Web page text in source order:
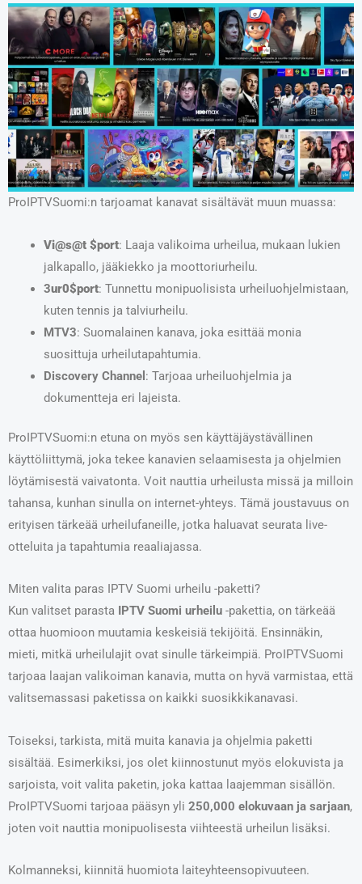
ProIPTVSuomi:n tarjoamat kanavat sisältävät muun muassa:
Vi@s@t $port: Laaja valikoima urheilua, mukaan lukien
jalkapallo, jääkiekko ja moottoriurheilu.
3ur0$port: Tunnettu monipuolisista urheiluohjelmistaan,
kuten tennis ja talviurheilu.
MTV3: Suomalainen kanava, joka esittää monia
suosittuja urheilutapahtumia.
Discovery Channel : Tarjoaa urheiluohjelmia ja
dokumentteja eri lajeista.
ProIPTVSuomi:n etuna on myös sen käyttäjäystävällinen
käyttöliittymä, joka tekee kanavien selaamisesta ja ohjelmien
löytämisestä vaivatonta. Voit nauttia urheilusta missä ja milloin
tahansa, kunhan sinulla on internet-yhteys. Tämä joustavuus on
erityisen tärkeää urheilufaneille, jotka haluavat seurata live-
otteluita ja tapahtumia reaaliajassa.
Miten valita paras IPTV Suomi urheilu -paketti?
Kun valitset parasta IPTV Suomi urheilu -pakettia, on tärkeää
ottaa huomioon muutamia keskeisiä tekijöitä. Ensinnäkin,
mieti, mitkä urheilulajit ovat sinulle tärkeimpiä. ProIPTVSuomi
tarjoaa laajan valikoiman kanavia, mutta on hyvä varmistaa, että
valitsemassasi paketissa on kaikki suosikkikanavasi.
Toiseksi, tarkista, mitä muita kanavia ja ohjelmia paketti
sisältää. Esimerkiksi, jos olet kiinnostunut myös elokuvista ja
sarjoista, voit valita paketin, joka kattaa laajemman sisällön.
ProIPTVSuomi tarjoaa pääsyn yli 250,000 elokuvaan ja sarjaan,
joten voit nauttia monipuolisesta viihteestä urheilun lisäksi.
Kolmanneksi, kiinnitä huomiota laiteyhteensopivuuteen.